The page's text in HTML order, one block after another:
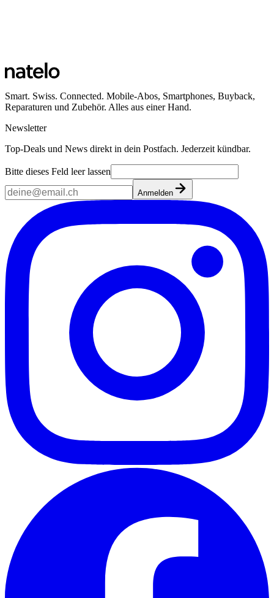
Smart. Swiss. Connected. Mobile-Abos, Smartphones, Buyback,
Reparaturen und Zubehör. Alles aus einer Hand.
Newsletter
Top-Deals und News direkt in dein Postfach. Jederzeit kündbar.
Bitte dieses Feld leer lassen
Anmelden